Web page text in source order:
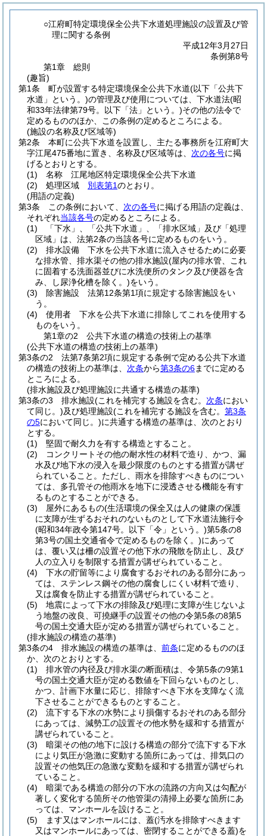
○江府町特定環境保全公共下水道処理施設の設置及び管
理に関する条例
平成12年3月27日
条例第8号
第1章
総則
(趣旨)
第1条
町が設置する特定環境保全公共下水道(以下「公共下
水道」という。)の管理及び使用については、下水道法(昭
和33年法律第79号。以下「法」という。)その他の法令で
定めるもののほか、この条例の定めるところによる。
(施設の名称及び区域等)
第2条
本町に公共下水道を設置し、主たる事務所を江府町大
字江尾475番地に置き、名称及び区域等は、 次の各号に掲
げるとおりとする。
(1)
名称 江尾地区特定環境保全公共下水道
(2)
処理区域 別表第1のとおり。
(用語の定義)
第3条
この条例において、 次の各号に掲げる用語の定義は、
それぞれ当該各号の定めるところによる。
(1)
「下水」、「公共下水道」、「排水区域」及び「処理
区域」は、法第2条の当該各号に定めるものをいう。
(2)
排水設備 下水を公共下水道に流入させるために必要
な排水管、排水渠その他の排水施設(屋内の排水管、これ
に固着する洗面器並びに水洗便所のタンク及び便器を含
み、し尿浄化槽を除く。)をいう。
(3)
除害施設 法第12条第1項に規定する除害施設をい
う。
(4)
使用者 下水を公共下水道に排除してこれを使用する
ものをいう。
第1章の2
公共下水道の構造の技術上の基準
(公共下水道の構造の技術上の基準)
第3条の2
法第7条第2項に規定する条例で定める公共下水道
の構造の技術上の基準は、 次条から第3条の6までに定める
ところによる。
(排水施設及び処理施設に共通する構造の基準)
第3条の3
排水施設(これを補完する施設を含む。 次条におい
て同じ。)及び処理施設(これを補完する施設を含む。 第3条
の5において同じ。)に共通する構造の基準は、次のとおり
とする。
(1)
堅固で耐久力を有する構造とすること。
(2)
コンクリートその他の耐水性の材料で造り、かつ、漏
水及び地下水の浸入を最少限度のものとする措置が講ぜ
られていること。 ただし、雨水を排除すべきものについ
ては、多孔管その他雨水を地下に浸透させる機能を有す
るものとすることができる。
(3)
屋外にあるもの(生活環境の保全又は人の健康の保護
に支障が生ずるおそれのないものとして下水道法施行令
(昭和34年政令第147号。以下「令」という。)第5条の8
第3号の国土交通省令で定めるものを除く。)にあって
は、覆い又は柵の設置その他下水の飛散を防止し、及び
人の立入りを制限する措置が講ぜられていること。
(4)
下水の貯留等により腐食するおそれのある部分にあっ
ては、ステンレス鋼その他の腐食しにくい材料で造り、
又は腐食を防止する措置が講ぜられていること。
(5)
地震によって下水の排除及び処理に支障が生じないよ
う地盤の改良、可撓継手の設置その他の令第5条の8第5
号の国土交通大臣が定める措置が講ぜられていること。
(排水施設の構造の基準)
第3条の4
排水施設の構造の基準は、 前条に定めるもののほ
か、次のとおりとする。
(1)
排水管の内径及び排水渠の断面積は、令第5条の9第1
号の国土交通大臣が定める数値を下回らないものとし、
かつ、計画下水量に応じ、排除すべき下水を支障なく流
下させることができるものとすること。
(2)
流下する下水の水勢により損傷するおそれのある部分
にあっては、減勢工の設置その他水勢を緩和する措置が
講ぜられていること。
(3)
暗渠その他の地下に設ける構造の部分で流下する下水
により気圧が急激に変動する箇所にあっては、排気口の
設置その他気圧の急激な変動を緩和する措置が講ぜられ
ていること。
(4)
暗渠である構造の部分の下水の流路の方向又は勾配が
著しく変化する箇所その他管渠の清掃上必要な箇所にあ
っては、マンホールを設けること。
(5)
ます又はマンホールには、蓋(汚水を排除すべきます
又はマンホールにあっては、密閉することができる蓋)を